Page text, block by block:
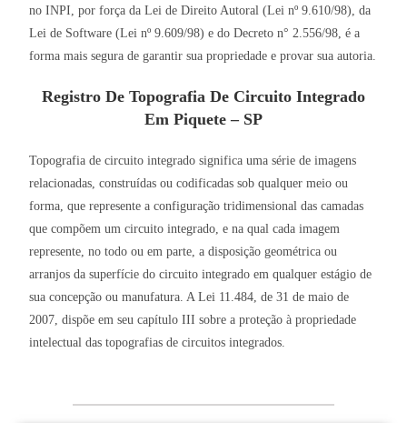
no INPI, por força da Lei de Direito Autoral (Lei nº 9.610/98), da
Lei de Software (Lei nº 9.609/98) e do Decreto n° 2.556/98, é a
forma mais segura de garantir sua propriedade e provar sua autoria.
Registro De Topografia De Circuito Integrado
Em Piquete – SP
Topografia de circuito integrado significa uma série de imagens
relacionadas, construídas ou codificadas sob qualquer meio ou
forma, que represente a configuração tridimensional das camadas
que compõem um circuito integrado, e na qual cada imagem
represente, no todo ou em parte, a disposição geométrica ou
arranjos da superfície do circuito integrado em qualquer estágio de
sua concepção ou manufatura. A Lei 11.484, de 31 de maio de
2007, dispõe em seu capítulo III sobre a proteção à propriedade
intelectual das topografias de circuitos integrados.